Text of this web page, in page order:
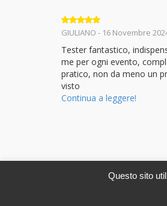
Valutato 5
GIULIANO - 16 Novembre
Tester fantastico,
me per ogni evento,
pratico, non da meno un
visto
Continua a leggere!
Questo sito